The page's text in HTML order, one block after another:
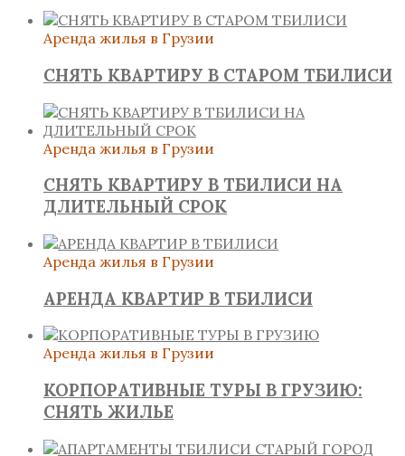
Аренда жилья в Грузии
СНЯТЬ КВАРТИРУ В СТАРОМ ТБИЛИСИ
Аренда жилья в Грузии
СНЯТЬ КВАРТИРУ В ТБИЛИСИ НА
ДЛИТЕЛЬНЫЙ СРОК
Аренда жилья в Грузии
АРЕНДА КВАРТИР В ТБИЛИСИ
Аренда жилья в Грузии
КОРПОРАТИВНЫЕ ТУРЫ В ГРУЗИЮ:
СНЯТЬ ЖИЛЬЕ